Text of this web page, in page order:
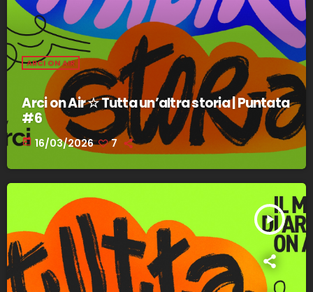
ARCI ON AIR
Arci on Air ☆ Tutta un’altra storia | Puntata
#6
today 16/03/2026 7
play_arrow